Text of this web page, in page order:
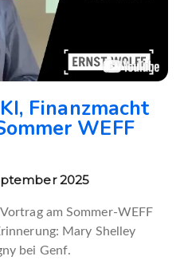
Finanzmacht
WEFF
2025
am Sommer-WEFF
Mary Shelley
bei Genf.